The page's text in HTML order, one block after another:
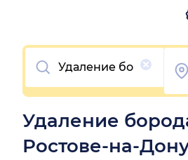
Очистить
Удаление
Ростове-на-